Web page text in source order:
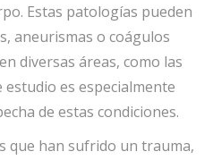
Estas patologías pueden
aneurismas o coágulos
diversas áreas, como las
es especialmente
de estas condiciones.
que han sufrido un trauma,